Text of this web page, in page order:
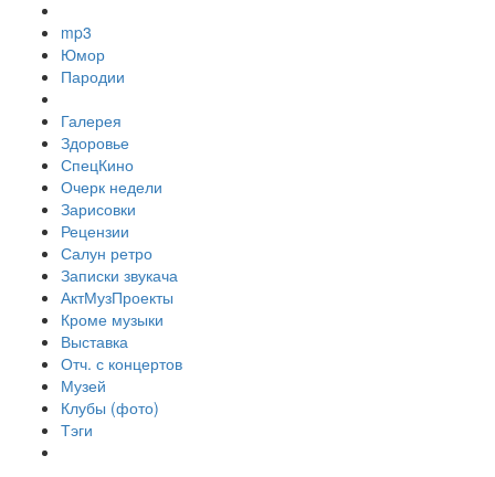
mp3
Юмор
Пародии
Галерея
Здоровье
СпецКино
Очерк недели
Зарисовки
Рецензии
Салун ретро
Записки звукача
АктМузПроекты
Кроме музыки
Выставка
Отч. с концертов
Музей
Клубы (фото)
Тэги